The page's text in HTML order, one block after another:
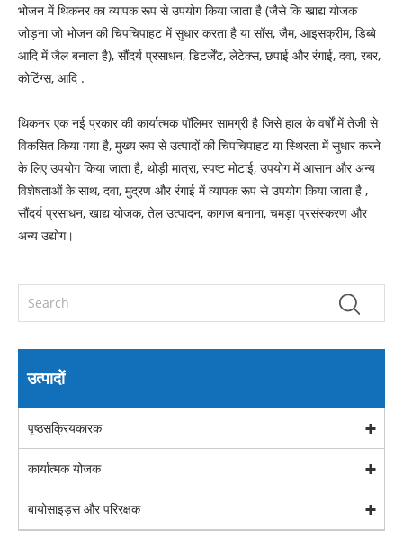
भोजन में थिकनर का व्यापक रूप से उपयोग किया जाता है (जैसे कि खाद्य योजक
जोड़ना जो भोजन की चिपचिपाहट में सुधार करता है या सॉस, जैम, आइसक्रीम, डिब्बे
आदि में जैल बनाता है), सौंदर्य प्रसाधन, डिटर्जेंट, लेटेक्स, छपाई और रंगाई, दवा, रबर,
कोटिंग्स, आदि .
थिकनर एक नई प्रकार की कार्यात्मक पॉलिमर सामग्री है जिसे हाल के वर्षों में तेजी से
विकसित किया गया है, मुख्य रूप से उत्पादों की चिपचिपाहट या स्थिरता में सुधार करने
के लिए उपयोग किया जाता है, थोड़ी मात्रा, स्पष्ट मोटाई, उपयोग में आसान और अन्य
विशेषताओं के साथ, दवा, मुद्रण और रंगाई में व्यापक रूप से उपयोग किया जाता है ,
सौंदर्य प्रसाधन, खाद्य योजक, तेल उत्पादन, कागज बनाना, चमड़ा प्रसंस्करण और
अन्य उद्योग।
उत्पादों
पृष्ठसक्रियकारक
कार्यात्मक योजक
बायोसाइड्स और परिरक्षक